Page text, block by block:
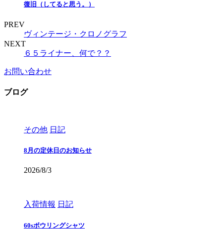
復旧（してると思う。）
PREV
ヴィンテージ・クロノグラフ
NEXT
６５ライナー、何で？？
お問い合わせ
ブログ
その他 日記
8月の定休日のお知らせ
2026/8/3
入荷情報 日記
60sボウリングシャツ